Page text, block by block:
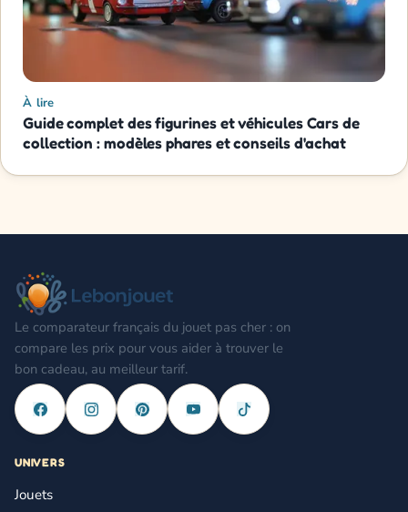
À lire
Guide complet des figurines et véhicules Cars de
collection : modèles phares et conseils d'achat
Le comparateur français du jouet pas cher : on
compare les prix pour vous aider à trouver le
bon cadeau, au meilleur tarif.
UNIVERS
Jouets